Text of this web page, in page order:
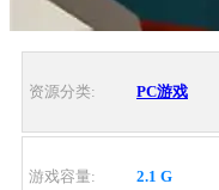
资源分类: PC游戏
游戏容量: 2.1 G